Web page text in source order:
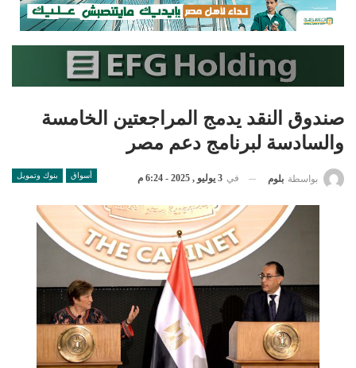
صندوق النقد يدمج المراجعتين الخامسة
والسادسة لبرنامج دعم مصر
أسواق بنوك وتمويل بواسطة بلوم في 3 يوليو , 2025 - 6:24 م